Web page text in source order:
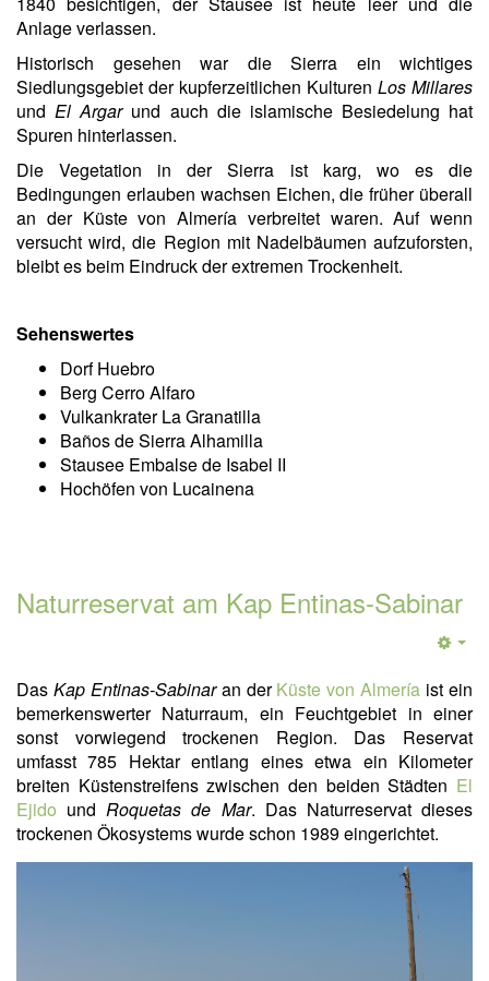
Anlage verlassen.
Historisch gesehen war die Sierra ein wichtiges
Siedlungsgebiet der kupferzeitlichen Kulturen Los Millares
undEl Argar und auch die islamische Besiedelung hat
Spuren hinterlassen.
Die Vegetation in der Sierra ist karg, wo es die
Bedingungen erlauben wachsen Eichen, die früher überall
an der Küste von Almería verbreitet waren. Auf wenn
versucht wird, die Region mit Nadelbäumen aufzuforsten,
bleibt es beim Eindruck der extremen Trockenheit.
Sehenswertes
Dorf Huebro
Berg Cerro Alfaro
Vulkankrater La Granatilla
Baños de Sierra Alhamilla
Stausee Embalse de Isabel II
Hochöfen von Lucainena
Naturreservat am Kap Entinas-Sabinar
Das Kap Entinas-Sabinaran derKüste von Almería ist ein
bemerkenswerter Naturraum, ein Feuchtgebiet in einer
sonst vorwiegend trockenen Region. Das Reservat
umfasst 785 Hektar entlang eines etwa ein Kilometer
breiten Küstenstreifens zwischen den beiden Städten El
Ejido undRoquetas de Mar. Das Naturreservat dieses
trockenen Ökosystems wurde schon 1989 eingerichtet.